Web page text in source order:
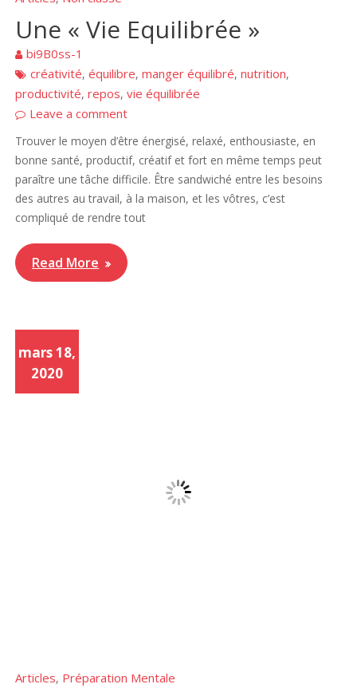
Une « Vie Equilibrée »
bi9B0ss-1
créativité,équilibre,manger équilibré,nutrition,
productivité,repos,vie équilibrée
Leave a comment
Trouver le moyen d’être énergisé, relaxé, enthousiaste, en
bonne santé, productif, créatif et fort en même temps peut
paraître une tâche difficile. Être sandwiché entre les besoins
des autres au travail, à la maison, et les vôtres, c’est
compliqué de rendre tout
Read More
mars 18,
2020
Articles, Préparation Mentale